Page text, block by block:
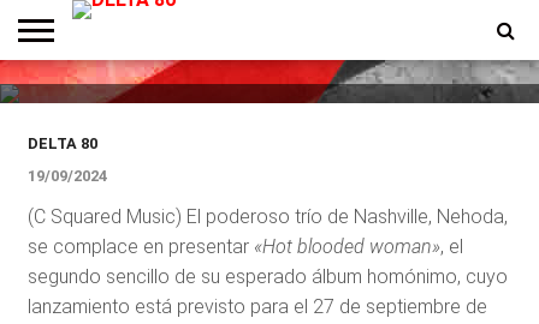
ENTREVISTAS
PREMIOS
PRODUCCIONES
PROGRAMACION
CONTACTO
HOMEPAGE
Nehoda lanza nuevo sencillo
«Hot Blooded Woman»
DELTA 80
19/09/2024
(C Squared Music) El poderoso trío de Nashville, Nehoda,
se complace en presentar «Hot blooded woman», el
segundo sencillo de su esperado álbum homónimo, cuyo
lanzamiento está previsto para el 27 de septiembre de